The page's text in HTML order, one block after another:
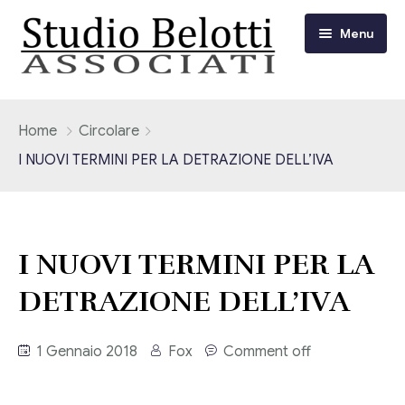
Menu
I nostri servizi
Contabilità
Adempimenti Dichiarativi e Fiscali
Circolari Flash
Eventi
Home
Circolare
I NUOVI TERMINI PER LA DETRAZIONE DELL’IVA
I NUOVI TERMINI PER LA
DETRAZIONE DELL’IVA
1 Gennaio 2018 Fox Comment off